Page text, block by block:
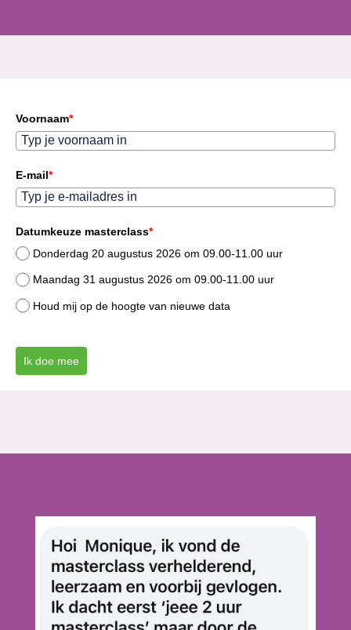
Voornaam*
E-mail*
Datumkeuze masterclass*
Donderdag 20 augustus 2026 om 09.00-11.00 uur
Maandag 31 augustus 2026 om 09.00-11.00 uur
Houd mij op de hoogte van nieuwe data
Ik doe mee